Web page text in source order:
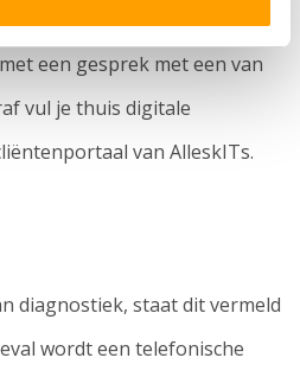
een gesprek met een van
vul je thuis digitale
van AlleskITs.
diagnostiek, staat dit vermeld
wordt een telefonische